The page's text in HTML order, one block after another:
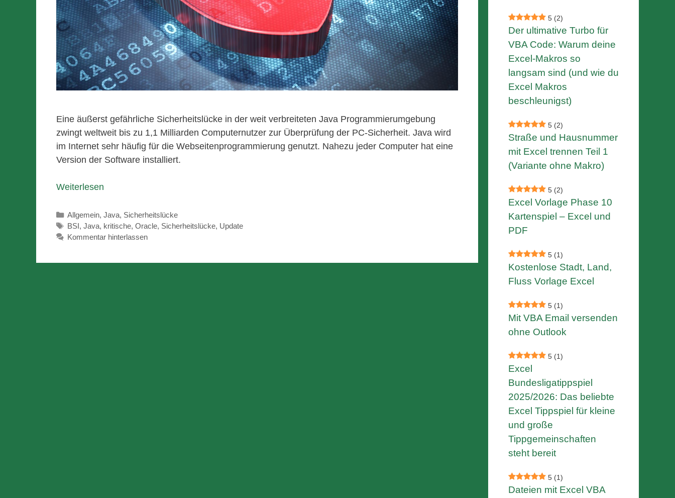
Eine äußerst gefährliche Sicherheitslücke in der weit verbreiteten Java Programmierumgebung
zwingt weltweit bis zu 1,1 Milliarden Computernutzer zur Überprüfung der PC-Sicherheit. Java wird
im Internet sehr häufig für die Webseitenprogrammierung genutzt. Nahezu jeder Computer hat eine
Version der Software installiert.
Weiterlesen
Kategorien
Allgemein,Java, Sicherheitslücke
Schlagwörter
BSI,Java, kritische,Oracle, Sicherheitslücke, Update
Kommentar hinterlassen
5 (2)
Der ultimative Turbo für
VBA Code: Warum deine
Excel-Makros so
langsam sind (und wie du
Excel Makros
beschleunigst)
5 (2)
Straße und Hausnummer
mit Excel trennen Teil 1
(Variante ohne Makro)
5 (2)
Excel Vorlage Phase 10
Kartenspiel – Excel und
PDF
5 (1)
Kostenlose Stadt, Land,
Fluss Vorlage Excel
5 (1)
Mit VBA Email versenden
ohne Outlook
5 (1)
Excel
Bundesligatippspiel
2025/2026: Das beliebte
Excel Tippspiel für kleine
und große
Tippgemeinschaften
steht bereit
5 (1)
Dateien mit Excel VBA